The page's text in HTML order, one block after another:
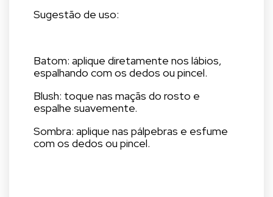
Sugestão de uso:
Batom: aplique diretamente nos lábios,
espalhando com os dedos ou pincel.
Blush: toque nas maçãs do rosto e
espalhe suavemente.
Sombra: aplique nas pálpebras e esfume
com os dedos ou pincel.